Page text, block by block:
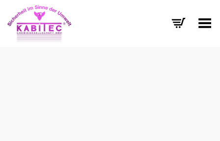
Menü umschalten